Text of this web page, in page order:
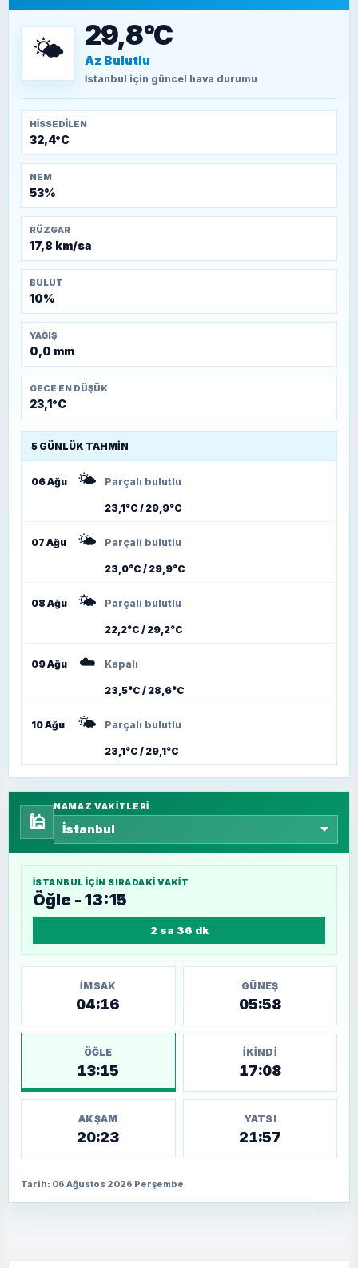
TEOMAN ALPASLAN
Kütahya-Eskişehir Muharebeleri (10-24
🌤️ 29,8°C
Az Bulutlu
İstanbul için güncel hava durumu
HISSEDILEN
32,4°C
NEM
53%
RÜZGAR
17,8 km/sa
BULUT
10%
YAĞIŞ
0,0 mm
GECE EN DÜŞÜK
23,1°C
5 GÜNLÜK TAHMIN
06 Ağu 🌤️ Parçalı bulutlu
23,1°C / 29,9°C
07 Ağu 🌤️ Parçalı bulutlu
23,0°C / 29,9°C
08 Ağu 🌤️ Parçalı bulutlu
22,2°C / 29,2°C
09 Ağu ☁️ Kapalı
23,5°C / 28,6°C
10 Ağu 🌤️ Parçalı bulutlu
23,1°C / 29,1°C
🕌
NAMAZ VAKITLERI
İSTANBUL IÇIN SIRADAKI VAKIT
Öğle - 13:15
2 sa 36 dk
İMSAK
04:16
GÜNEŞ
05:58
ÖĞLE
13:15
İKINDI
17:08
AKŞAM
20:23
YATSI
21:57
Tarih: 06 Ağustos 2026 Perşembe